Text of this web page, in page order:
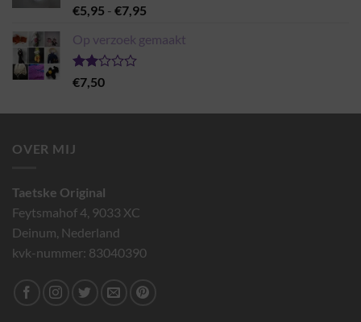
Gewaardeerd
5.00
€5,95 - €7,95
tot
Op verzoek gemaakt
Gewaardeerd
2.00
€7,50
OVER MIJ
Taetske Original
Feytsmahof 4, 9033 XC
Deinum, Nederland
kvk-nummer: 83040390